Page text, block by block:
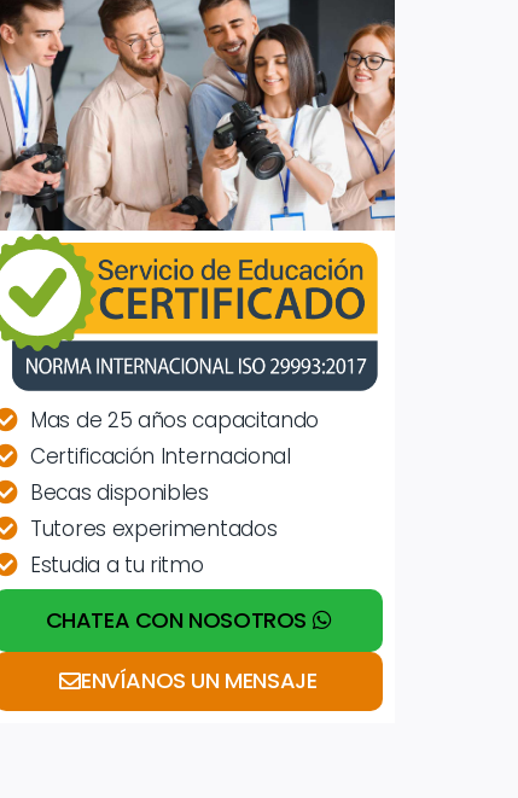
Mas de 25 años capacitando
Certificación Internacional
Becas disponibles
Tutores experimentados
Estudia a tu ritmo
CHATEA CON NOSOTROS
ENVÍANOS UN MENSAJE